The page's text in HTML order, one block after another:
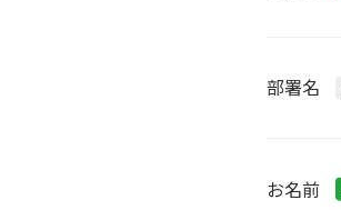
部署名
お名前